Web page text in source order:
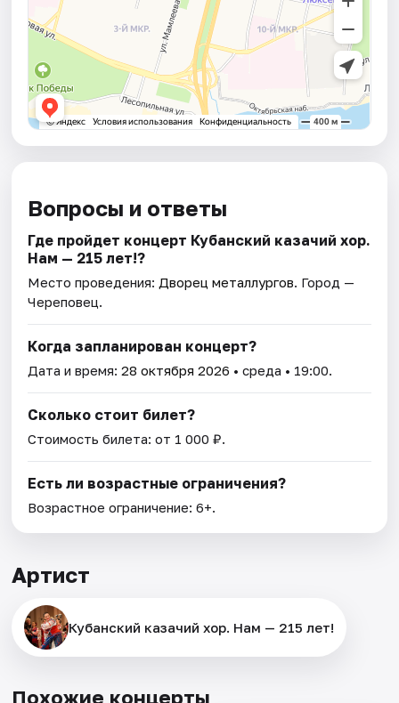
Вопросы и ответы
Где пройдет концерт Кубанский казачий хор.
Нам — 215 лет!?
Место проведения: Дворец металлургов. Город —
Череповец.
Когда запланирован концерт?
Дата и время:28 октября 2026 • среда • 19:00.
Сколько стоит билет?
Стоимость билета: от 1 000 ₽.
Есть ли возрастные ограничения?
Возрастное ограничение: 6+.
Артист
Кубанский казачий хор. Нам — 215 лет!
Похожие концерты